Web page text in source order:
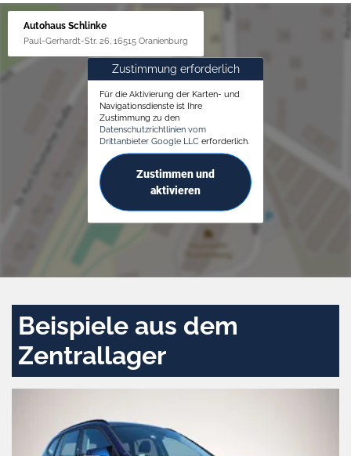
Autohaus Schlinke
Paul-Gerhardt-Str. 26, 16515 Oranienburg
Zustimmung erforderlich
Für die Aktivierung der Karten- und
Navigationsdienste ist Ihre
Zustimmung zu den
Datenschutzrichtlinien vom
Drittanbieter Google LLC erforderlich.
Zustimmen und
aktivieren
Beispiele aus dem
Zentrallager